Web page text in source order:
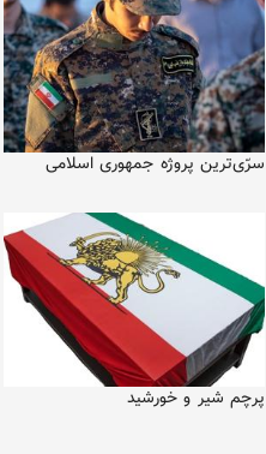
سرّی‌ترین پروژه جمهوری اسلامی
پرچم شیر و خورشید